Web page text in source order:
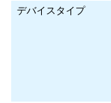
デバイスタイプ